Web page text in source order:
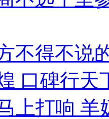
不得不说
口碑行天
上打响